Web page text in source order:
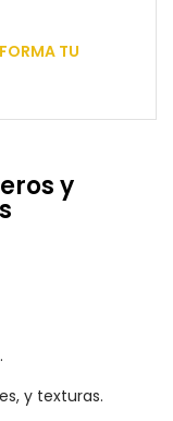
TU
y
y texturas.